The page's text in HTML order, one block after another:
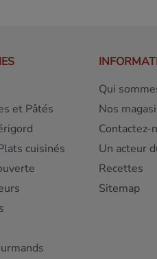
et Pâtés
cuisinés
Qui
Nos
Contactez-
Un acteur
Recettes
Sitemap